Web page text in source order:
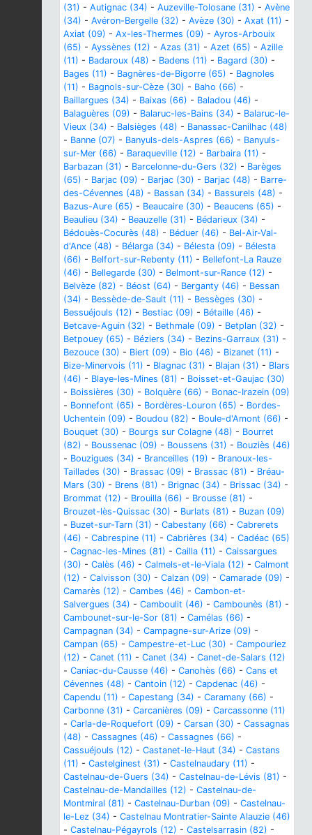
(31) - Autignac (34) - Auzeville-Tolosane (31) - Avène
(34) - Avéron-Bergelle (32) - Avèze (30) - Axat (11) -
Axiat (09) - Ax-les-Thermes (09) - Ayros-Arbouix
(65) - Ayssènes (12) - Azas (31) - Azet (65) - Azille
(11) - Badaroux (48) - Badens (11) - Bagard (30) -
Bages (11) - Bagnères-de-Bigorre (65) - Bagnoles
(11) - Bagnols-sur-Cèze (30) - Baho (66) -
Baillargues (34) - Baixas (66) - Baladou (46) -
Balaguères (09) - Balaruc-les-Bains (34) - Balaruc-le-
Vieux (34) - Balsièges (48) - Banassac-Canilhac (48)
- Banne (07) - Banyuls-dels-Aspres (66) - Banyuls-
sur-Mer (66) - Baraqueville (12) - Barbaira (11) -
Barbazan (31) - Barcelonne-du-Gers (32) - Barèges
(65) - Barjac (09) - Barjac (30) - Barjac (48) - Barre-
des-Cévennes (48) - Bassan (34) - Bassurels (48) -
Bazus-Aure (65) - Beaucaire (30) - Beaucens (65) -
Beaulieu (34) - Beauzelle (31) - Bédarieux (34) -
Bédouès-Cocurès (48) - Béduer (46) - Bel-Air-Val-
d'Ance (48) - Bélarga (34) - Bélesta (09) - Bélesta
(66) - Belfort-sur-Rebenty (11) - Bellefont-La Rauze
(46) - Bellegarde (30) - Belmont-sur-Rance (12) -
Belvèze (82) - Béost (64) - Berganty (46) - Bessan
(34) - Bessède-de-Sault (11) - Bessèges (30) -
Bessuéjouls (12) - Bestiac (09) - Bétaille (46) -
Betcave-Aguin (32) - Bethmale (09) - Betplan (32) -
Betpouey (65) - Béziers (34) - Bezins-Garraux (31) -
Bezouce (30) - Biert (09) - Bio (46) - Bizanet (11) -
Bize-Minervois (11) - Blagnac (31) - Blajan (31) - Blars
(46) - Blaye-les-Mines (81) - Boisset-et-Gaujac (30)
- Boissières (30) - Bolquère (66) - Bonac-Irazein (09)
- Bonnefont (65) - Bordères-Louron (65) - Bordes-
Uchentein (09) - Boudou (82) - Boule-d'Amont (66) -
Bouquet (30) - Bourgs sur Colagne (48) - Bourret
(82) - Boussenac (09) - Boussens (31) - Bouziès (46)
- Bouzigues (34) - Branceilles (19) - Branoux-les-
Taillades (30) - Brassac (09) - Brassac (81) - Bréau-
Mars (30) - Brens (81) - Brignac (34) - Brissac (34) -
Brommat (12) - Brouilla (66) - Brousse (81) -
Brouzet-lès-Quissac (30) - Burlats (81) - Buzan (09)
- Buzet-sur-Tarn (31) - Cabestany (66) - Cabrerets
(46) - Cabrespine (11) - Cabrières (34) - Cadéac (65)
- Cagnac-les-Mines (81) - Cailla (11) - Caissargues
(30) - Calès (46) - Calmels-et-le-Viala (12) - Calmont
(12) - Calvisson (30) - Calzan (09) - Camarade (09) -
Camarès (12) - Cambes (46) - Cambon-et-
Salvergues (34) - Camboulit (46) - Cambounès (81) -
Cambounet-sur-le-Sor (81) - Camélas (66) -
Campagnan (34) - Campagne-sur-Arize (09) -
Campan (65) - Campestre-et-Luc (30) - Campouriez
(12) - Canet (11) - Canet (34) - Canet-de-Salars (12)
- Caniac-du-Causse (46) - Canohès (66) - Cans et
Cévennes (48) - Cantoin (12) - Capdenac (46) -
Capendu (11) - Capestang (34) - Caramany (66) -
Carbonne (31) - Carcanières (09) - Carcassonne (11)
- Carla-de-Roquefort (09) - Carsan (30) - Cassagnas
(48) - Cassagnes (46) - Cassagnes (66) -
Cassuéjouls (12) - Castanet-le-Haut (34) - Castans
(11) - Castelginest (31) - Castelnaudary (11) -
Castelnau-de-Guers (34) - Castelnau-de-Lévis (81) -
Castelnau-de-Mandailles (12) - Castelnau-de-
Montmiral (81) - Castelnau-Durban (09) - Castelnau-
le-Lez (34) - Castelnau Montratier-Sainte Alauzie (46)
- Castelnau-Pégayrols (12) - Castelsarrasin (82) -